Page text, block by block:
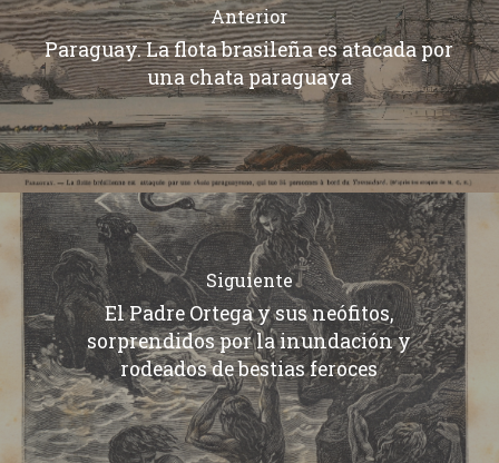
Anterior
Paraguay. La flota brasileña es atacada por
una chata paraguaya
Siguiente
El Padre Ortega y sus neófitos,
sorprendidos por la inundación y
rodeados de bestias feroces